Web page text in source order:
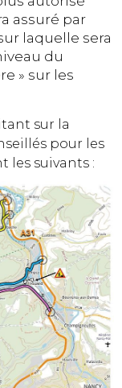
assuré par
laquelle sera
du
» sur les
sur la
pour les
les suivants :